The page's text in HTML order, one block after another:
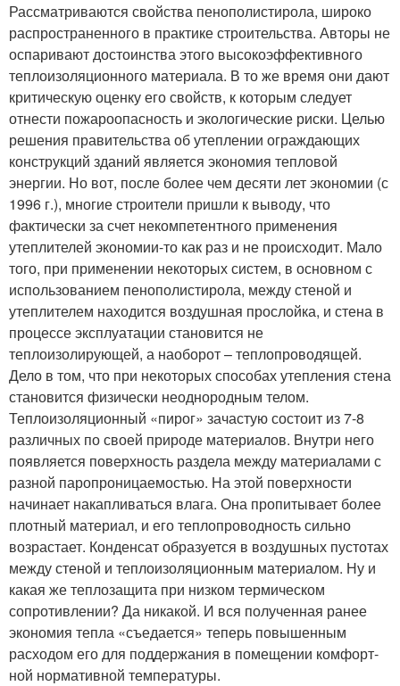
Рассматриваются свойства пенополистирола, широко
распространенного в практике строительства. Авторы не
оспаривают достоинства этого высокоэффективного
теплоизоляционного материала. В то же время они дают
критическую оценку его свойств, к которым следует
отнести пожароопасность и экологические риски. Целью
решения правительства об утеплении ограждающих
конструкций зданий является экономия тепловой
энергии. Но вот, после более чем десяти лет экономии (с
1996 г.), многие строители пришли к выводу, что
фактически за счет некомпетент­ного применения
утеплителей экономии-то как раз и не происходит. Мало
того, при применении некоторых систем, в основном с
использованием пенополистирола, между стеной и
утеплителем находится воздушная прослойка, и стена в
процессе эксплуатации становится не
теплоизолирующей, а наоборот – теплопроводящей.
Дело в том, что при некоторых способах утепления стена
становится физически неоднородным телом.
Теплоизоляционный «пирог» зачастую состоит из 7-8
различных по своей природе материалов. Внутри него
появляется поверхность раздела между материалами с
разной паропроницаемостью. На этой поверхности
начинает накапливаться влага. Она пропитывает более
плотный материал, и его теплопроводность сильно
возрастает. Конденсат образуется в воздушных пустотах
между стеной и теплоизоляционным материалом. Ну и
какая же теплозащита при низком термическом
сопротивлении? Да никакой. И вся полученная ранее
экономия тепла «съедается» теперь повышенным
расходом его для поддержания в помещении комфорт­
ной нормативной температуры.